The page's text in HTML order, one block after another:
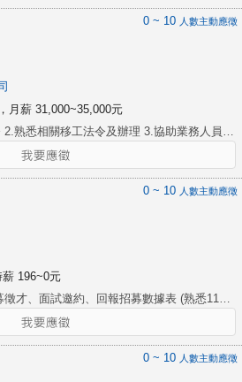
作業。 3. 進行學費收取與記
月薪 31,000~35,000元
0 ~ 10 人數主動應徵
196~0元
0 ~ 10 人數主動應徵
面試邀約、回報招募數據表 (熟悉1111
日 周一至周五平日時間，下午13：30~17：30 * (一周上班至少3-4天 )
0 ~ 10 人數主動應徵